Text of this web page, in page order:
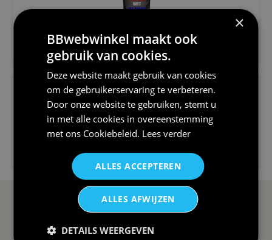
€24,95
V-hals shirt rood wit blauw st...
SERVICE EN INFO
Reviews
OVERZICHT
Sitemapping
×
BBwebwinkel maakt ook
gebruik van cookies.
Deze website maakt gebruik van cookies
om de gebruikerservaring te verbeteren.
Door onze website te gebruiken, stemt u
in met alle cookies in overeenstemming
met ons Cookiebeleid. Lees verder
ALLES ACCEPTEREN
ALLES AFWIJZEN
DETAILS WEERGEVEN